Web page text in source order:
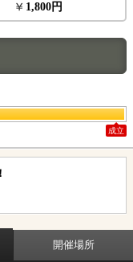
1,800円
成立
開催場所